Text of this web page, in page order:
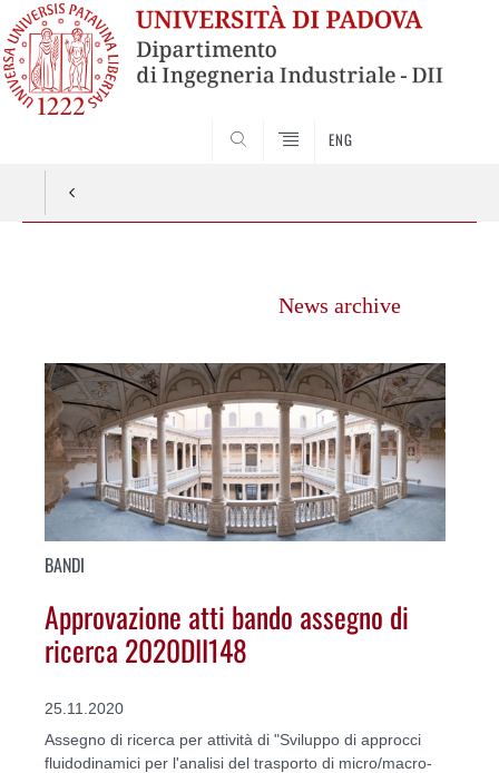
ENG
News archive
BANDI
Approvazione atti bando assegno di
ricerca 2020DII148
25.11.2020
Assegno di ricerca per attività di "Sviluppo di approcci
fluidodinamici per l'analisi del trasporto di micro/macro-